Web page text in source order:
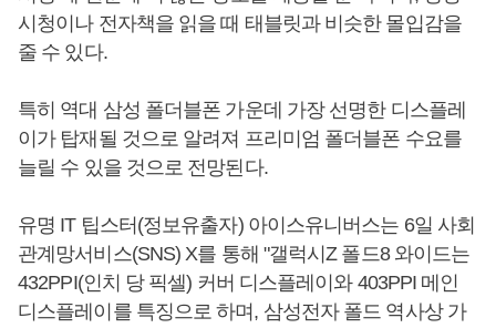
시청이나 전자책을 읽을 때 태블릿과 비슷한 몰입감을
줄 수 있다.
특히 역대 삼성 폴더블폰 가운데 가장 선명한 디스플레
이가 탑재될 것으로 알려져 프리미엄 폴더블폰 수요를
늘릴 수 있을 것으로 전망된다.
유명 IT 팁스터(정보유출자) 아이스유니버스는 6일 사회
관계망서비스(SNS) X를 통해 "갤럭시Z 폴드8 와이드는
432PPI(인치 당 픽셀) 커버 디스플레이와 403PPI 메인
디스플레이를 특징으로 하며, 삼성전자 폴드 역사상 가